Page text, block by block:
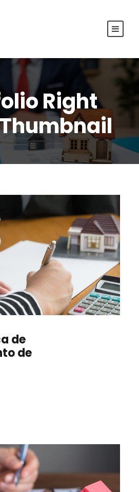
Right
de
de